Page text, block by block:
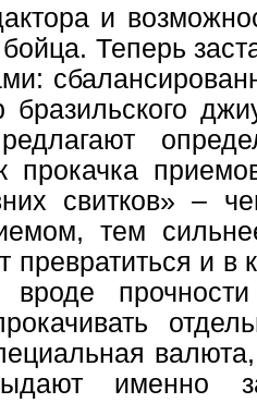
и
бойца. Теперь
прокачка
свитков» –
тем
превратиться и в
вроде
именно